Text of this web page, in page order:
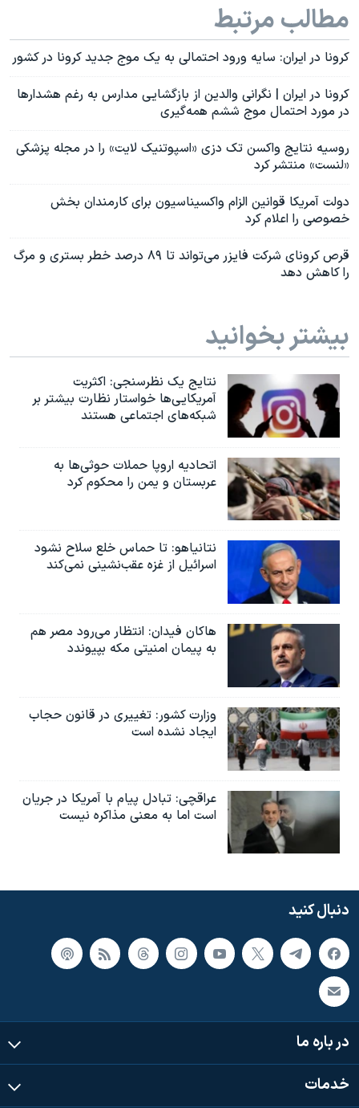
مطالب مرتبط
کرونا در ایران: سایه ورود احتمالی به یک موج جدید کرونا در کشور
کرونا در ایران | نگرانی والدین از بازگشایی مدارس به رغم هشدارها
در مورد احتمال موج ششم همه‌گیری
روسیه نتایج واکسن تک دزی «اسپوتنیک لایت» را در مجله پزشکی
«لنست» منتشر کرد
دولت آمریکا قوانین الزام واکسیناسیون برای کارمندان بخش
خصوصی را اعلام کرد
قرص کرونای شرکت فایزر می‌تواند تا ۸۹ درصد خطر بستری و مرگ
را کاهش دهد
بیشتر بخوانید
نتایج یک نظرسنجی: اکثریت
آمریکایی‌ها خواستار نظارت بیشتر بر
شبکه‌های اجتماعی هستند
اتحادیه اروپا حملات حوثی‌ها به
عربستان و یمن را محکوم کرد
نتانیاهو: تا حماس خلع سلاح نشود
اسرائیل از غزه عقب‌نشینی نمی‌کند
هاکان فیدان: انتظار می‌رود مصر هم
به پیمان امنیتی مکه بپیوندد
وزارت کشور: تغییری در قانون حجاب
ایجاد نشده است
عراقچی: تبادل پیام با آمریکا در جریان
است اما به معنی مذاکره نیست
دنبال کنید
در باره ما
خدمات